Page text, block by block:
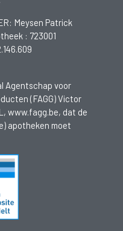
Meysen Patrick
: 723001
Agentschap voor
(FAGG) Victor
www.fagg.be, dat de
apotheken moet